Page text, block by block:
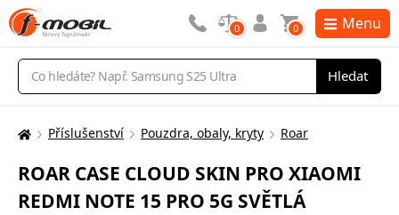
Vyhledávání
Hledat
0 0 Menu
Zde
nacházíte:
Příslušenství Pouzdra, obaly, kryty Roar
ROAR CASE CLOUD SKIN PRO XIAOMI
REDMI NOTE 15 PRO 5G SVĚTLÁ